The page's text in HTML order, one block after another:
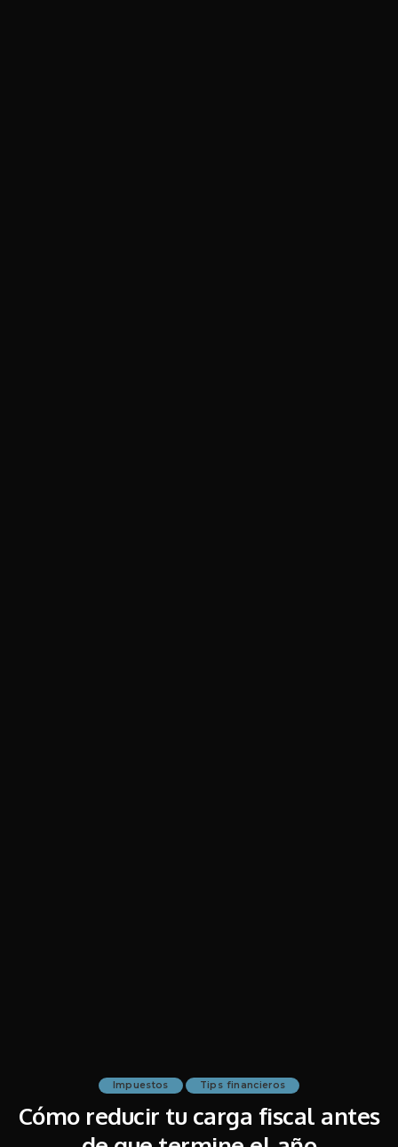
Impuestos Tips financieros
Cómo reducir tu carga fiscal antes